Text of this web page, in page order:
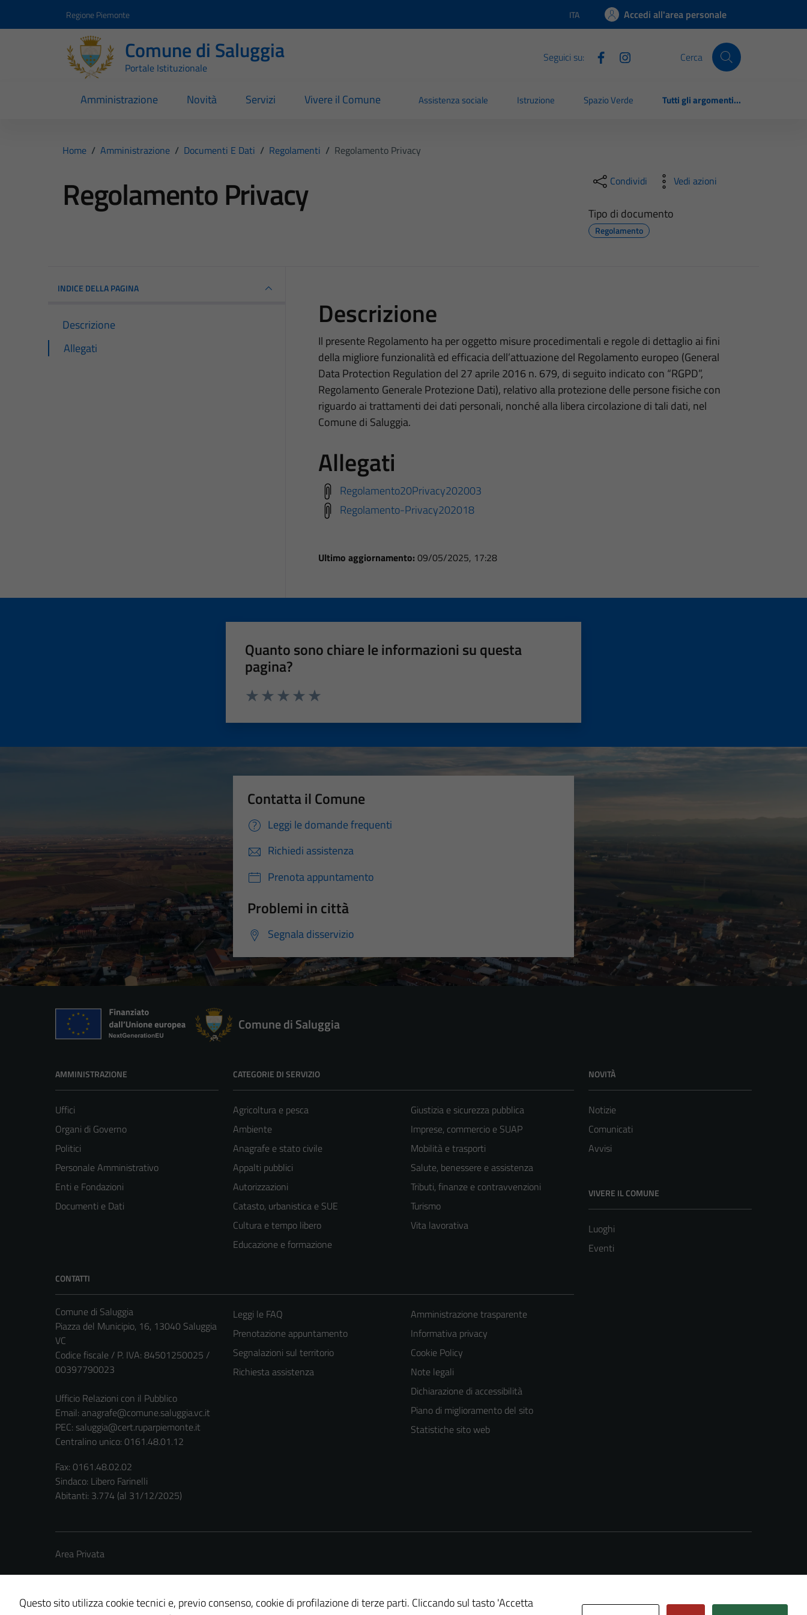
Regione Piemonte Lingua attiva:
ITA Accedi all'area personale
Comune di Saluggia
Portale Istituzionale
Seguici su: Cerca
Amministrazione Novità Servizi Vivere il Comune Assistenza sociale Istruzione Spazio Verde Tutti gli argomenti...
Home / Amministrazione / Documenti E Dati / Regolamenti / Regolamento Privacy
Regolamento Privacy Condividi Vedi azioni
Tipo di documento
Regolamento
INDICE DELLA PAGINA
Descrizione
Allegati
Descrizione
Il presente Regolamento ha per oggetto misure procedimentali e regole di dettaglio ai fini
della migliore funzionalità ed efficacia dell’attuazione del Regolamento europeo (General
Data Protection Regulation del 27 aprile 2016 n. 679, di seguito indicato con “RGPD”,
Regolamento Generale Protezione Dati), relativo alla protezione delle persone fisiche con
riguardo ai trattamenti dei dati personali, nonché alla libera circolazione di tali dati, nel
Comune di Saluggia.
Allegati
Regolamento20Privacy202003
Regolamento-Privacy202018
Ultimo aggiornamento: 09/05/2025, 17:28
Quanto sono chiare le informazioni su questa
pagina?
Contatta il Comune
Leggi le domande frequenti
Richiedi assistenza
Prenota appuntamento
Problemi in città
Segnala disservizio
Comune di Saluggia
AMMINISTRAZIONE
Uffici
Organi di Governo
Politici
Personale Amministrativo
Enti e Fondazioni
Documenti e Dati
CATEGORIE DI SERVIZIO
Agricoltura e pesca
Ambiente
Anagrafe e stato civile
Appalti pubblici
Autorizzazioni
Catasto, urbanistica e SUE
Cultura e tempo libero
Educazione e formazione
Giustizia e sicurezza pubblica
Imprese, commercio e SUAP
Mobilità e trasporti
Salute, benessere e assistenza
Tributi, finanze e contravvenzioni
Turismo
Vita lavorativa
NOVITÀ
Notizie
Comunicati
Avvisi
VIVERE IL COMUNE
Luoghi
Eventi
CONTATTI
Comune di Saluggia
Piazza del Municipio, 16, 13040 Saluggia
VC
Codice fiscale / P. IVA: 84501250025 /
00397790023
Ufficio Relazioni con il Pubblico
Email: anagrafe@comune.saluggia.vc.it
PEC: saluggia@cert.ruparpiemonte.it
Centralino unico: 0161.48.01.12
Fax: 0161.48.02.02
Sindaco: Libero Farinelli
Abitanti: 3.774 (al 31/12/2025)
Leggi le FAQ
Prenotazione appuntamento
Segnalazioni sul territorio
Richiesta assistenza
Amministrazione trasparente
Informativa privacy
Cookie Policy
Note legali
Dichiarazione di accessibilità
Piano di miglioramento del sito
Statistiche sito web
Area Privata
Questo sito utilizza cookie tecnici e, previo consenso, cookie di profilazione di terze parti. Cliccando sul tasto 'Accetta